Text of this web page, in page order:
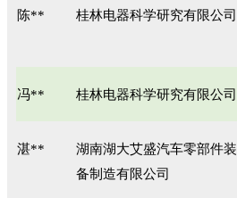
陈** 桂林电器科学研究有限公司
冯** 桂林电器科学研究有限公司
湛**
湖南湖大艾盛汽车零部件装
备制造有限公司